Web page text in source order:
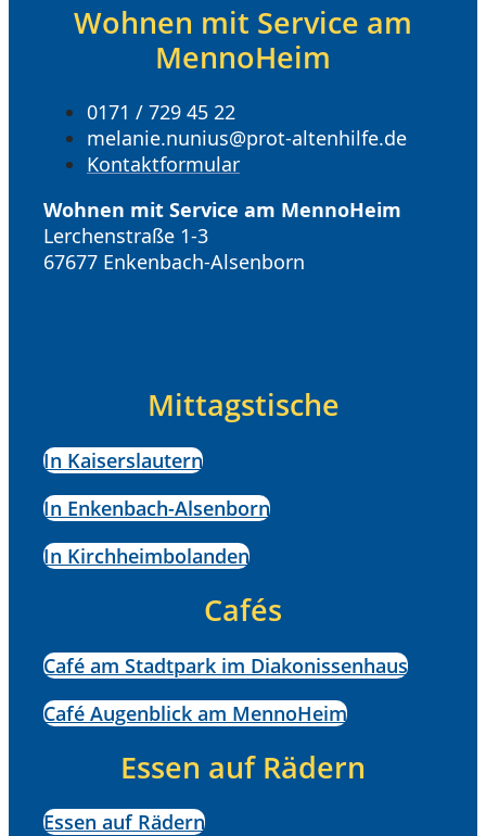
Wohnen mit Service am
MennoHeim
0171 / 729 45 22
melanie.nunius@prot-altenhilfe.de
Kontaktformular
Wohnen mit Service am MennoHeim
Lerchenstraße 1-3
67677 Enkenbach-Alsenborn
Mittagstische
In Kaiserslautern
In Enkenbach-Alsenborn
In Kirchheimbolanden
Cafés
Café am Stadtpark im Diakonissenhaus
Café Augenblick am MennoHeim
Essen auf Rädern
Essen auf Rädern